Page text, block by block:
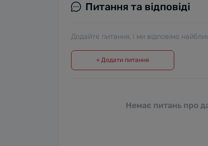
Питання та відповіді
Додайте питання, і ми відповімо
+ Додати питання
Немає питань про